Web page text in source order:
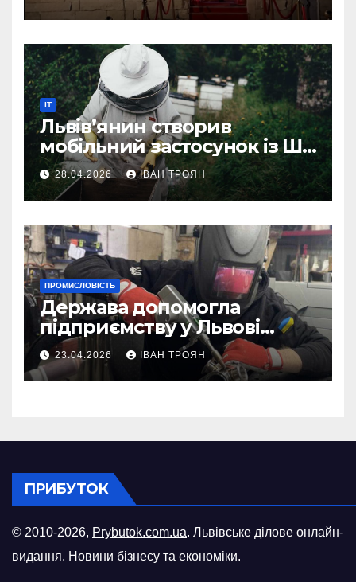
IT
Львів’янин створив
мобільний застосунок із ШІ-
асистентом для бджолярів
28.04.2026 ІВАН ТРОЯН
ПРОМИСЛОВІСТЬ
Держава допомогла
підприємству у Львові
відновити виробничі
потужності після атаки
російського БПЛА
23.04.2026 ІВАН ТРОЯН
ПРИБУТОК
© 2010-2026, Prybutok.com.ua. Львівське ділове онлайн-
видання. Новини бізнесу та економіки.